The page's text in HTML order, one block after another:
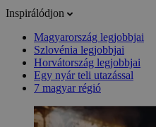
Inspirálódjon
Magyarország legjobbjai
Szlovénia legjobbjai
Horvátország legjobbjai
Egy nyár teli utazással
7 magyar régió